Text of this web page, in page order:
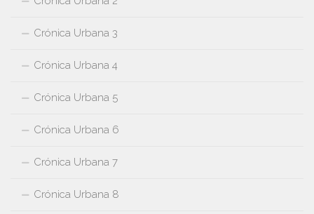
Crónica Urbana 3
Crónica Urbana 4
Crónica Urbana 5
Crónica Urbana 6
Crónica Urbana 7
Crónica Urbana 8